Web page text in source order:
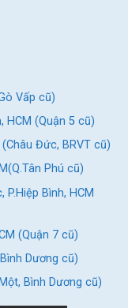
Vấp cũ)
HCM (Quận 5 cũ)
Đức, BRVT cũ)
Phú cũ)
Bình, HCM
(Quận 7 cũ)
Dương cũ)
Bình Dương cũ)